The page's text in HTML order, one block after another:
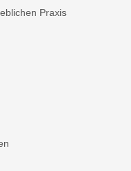
Praxis